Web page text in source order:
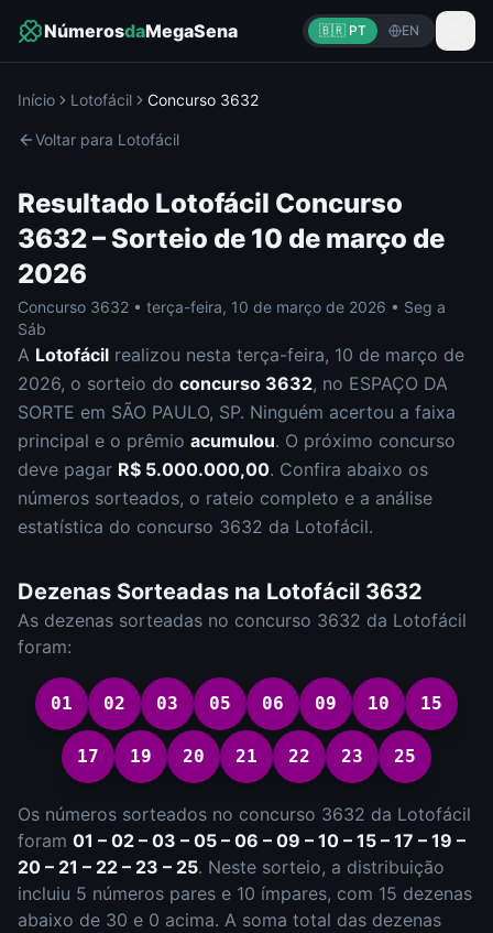
NúmerosdaMegaSena 🇧🇷 PT EN
Início Lotofácil Concurso 3632
Voltar para Lotofácil
Resultado Lotofácil Concurso
3632– Sorteio de 10 de março de
2026
Concurso 3632 • terça-feira, 10 de março de 2026 • Seg a
Sáb
A Lotofácil realizou nesta terça-feira, 10 de março de
2026, o sorteio do concurso 3632, no ESPAÇO DA
SORTE em SÃO PAULO, SP. Ninguém acertou a faixa
principal e o prêmio acumulou. O próximo concurso
deve pagar R$ 5.000.000,00. Confira abaixo os
números sorteados, o rateio completo e a análise
estatística do concurso 3632 da Lotofácil.
Dezenas Sorteadas na Lotofácil 3632
As dezenas sorteadas no concurso 3632 da Lotofácil
foram:
01 02 03 05 06 09 10 15
17 19 20 21 22 23 25
Os números sorteados no concurso 3632 da Lotofácil
foram 01 – 02 – 03 – 05 – 06 – 09 – 10 – 15 – 17 – 19 –
20 – 21 – 22 – 23 – 25. Neste sorteio, a distribuição
incluiu 5 números pares e 10 ímpares, com 15 dezenas
abaixo de 30 e 0 acima. A soma total das dezenas